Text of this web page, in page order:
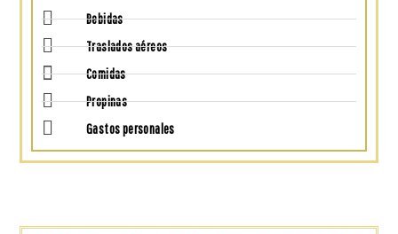
Bebidas
Traslados aéreos
Comidas
Propinas
Gastos personales